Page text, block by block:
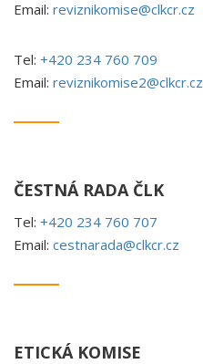
Email: reviznikomise@clkcr.cz
Tel: +420 234 760 709
Email: reviznikomise2@clkcr.cz
ČESTNÁ RADA ČLK
Tel: +420 234 760 707
Email: cestnarada@clkcr.cz
ETICKÁ KOMISE